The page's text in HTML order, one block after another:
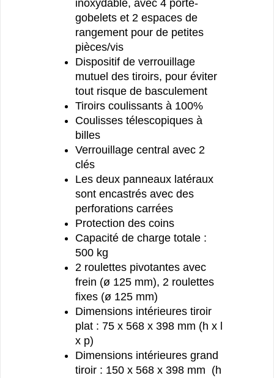
inoxydable, avec 4 porte-
gobelets et 2 espaces de
rangement pour de petites
pièces/vis
Dispositif de verrouillage
mutuel des tiroirs, pour éviter
tout risque de basculement
Tiroirs coulissants à 100%
Coulisses télescopiques à
billes
Verrouillage central avec 2
clés
Les deux panneaux latéraux
sont encastrés avec des
perforations carrées
Protection des coins
Capacité de charge totale :
500 kg
2 roulettes pivotantes avec
frein (ø 125 mm), 2 roulettes
fixes (ø 125 mm)
Dimensions intérieures tiroir
plat : 75 x 568 x 398 mm (h x l
x p)
Dimensions intérieures grand
tiroir : 150 x 568 x 398 mm (h